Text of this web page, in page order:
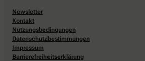
Newsletter
Kontakt
Nutzungsbedingungen
Datenschutzbestimmungen
Impressum
Barrierefreiheitserklärung